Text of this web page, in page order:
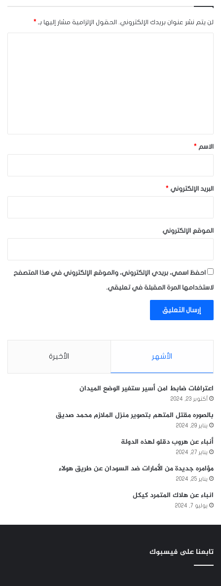
لن يتم نشر عنوان بريدك الإلكتروني. الحقول الإلزامية مشار إليها بـ *
*الاسم *
البريد الإلكتروني *
الموقع الإلكتروني
احفظ اسمي، بريدي الإلكتروني، والموقع الإلكتروني في هذا المتصفح
لاستخدامها المرة المقبلة في تعليقي.
الأشهر الأخيرة
اعترافات ضابط امن أسير ستغير الوضع الميدان
أكتوبر 23, 2024
بالصوره مقتل المتهم بتصوير منزل الملازم محمد صديق
يناير 29, 2024
أنباء عن هروب دقلو لهذه الدولة
يناير 27, 2024
مؤامره جديدة من الأمارات ضد السودان عن طريق هولاء
يناير 25, 2024
انباء عن هلاك المتمرد كيكل
يوليو 7, 2024
تابعنا على فيسبوك